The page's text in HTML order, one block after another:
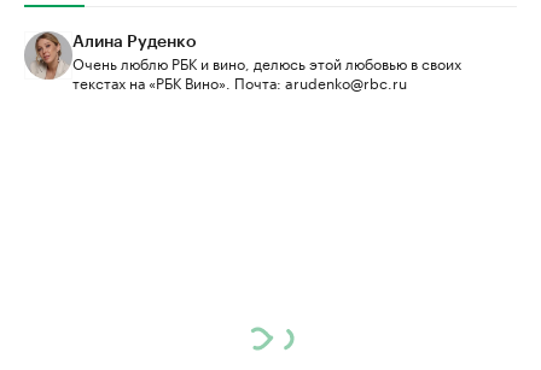
Алина Руденко
Очень люблю РБК и вино, делюсь этой любовью в своих
текстах на «РБК Вино». Почта: arudenko@rbc.ru